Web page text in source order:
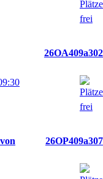
26OA409a302
26OP409a307